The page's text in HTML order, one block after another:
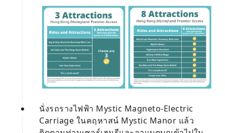
นั่งรถรางไฟฟ้า Mystic Magneto-Electric
Carriage ในคฤหาสน์ Mystic Manor แล้ว